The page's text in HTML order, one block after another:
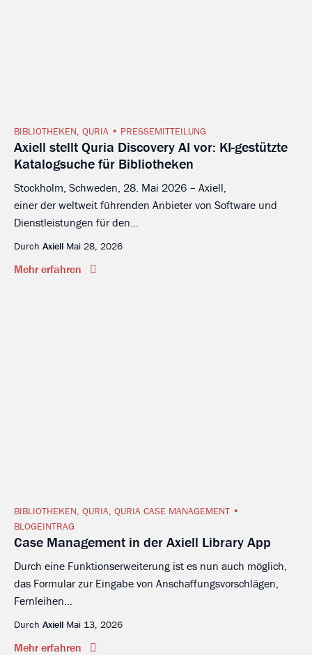
BIBLIOTHEKEN, QURIA PRESSEMITTEILUNG
Axiell stellt Quria Discovery AI vor: KI-gestützte
Katalogsuche für Bibliotheken
Stockholm, Schweden, 28. Mai 2026 – Axiell,
einer der weltweit führenden Anbieter von Software und
Dienstleistungen für den...
Durch Axiell Mai 28, 2026
Mehr erfahren
BIBLIOTHEKEN QURIA QURIA CASE MANAGEMENT
BLOGEINTRAG
Case Management in der Axiell Library App
Durch eine Funktionserweiterung ist es nun auch möglich,
das Formular zur Eingabe von Anschaffungsvorschlägen,
Fernleihen...
Durch Axiell Mai 13, 2026
Mehr erfahren